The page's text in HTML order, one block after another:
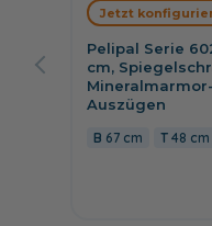
Pelipal Serie
cm,
Auszügen
67 cm 48 cm
Jetzt